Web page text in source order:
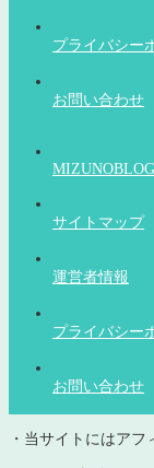
プライバシー
お問い合わせ
MIZUNOBLOG
サイトマップ
運営者情報
プライバシー
お問い合わせ
・当サイトにはアフ